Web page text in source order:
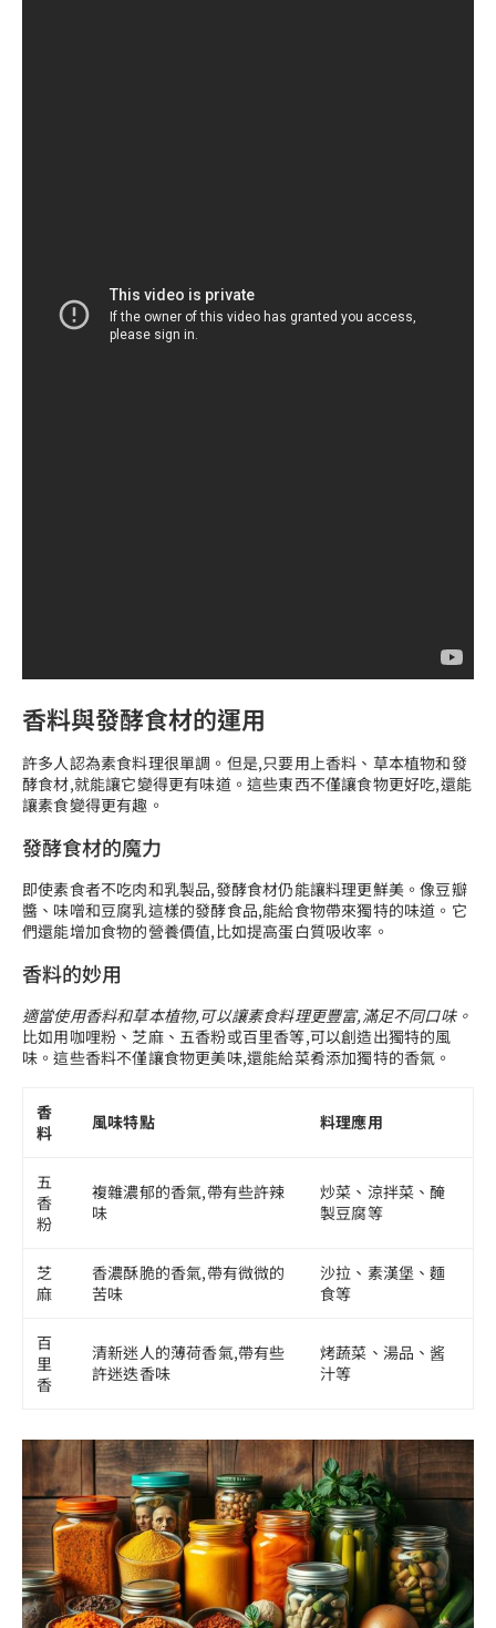
香料與發酵食材的運用
許多人認為素食料理很單調。但是,只要用上香料、草本植物和發
酵食材,就能讓它變得更有味道。這些東西不僅讓食物更好吃,還能
讓素食變得更有趣。
發酵食材的魔力
即使素食者不吃肉和乳製品,發酵食材仍能讓料理更鮮美。像豆瓣
醬、味噌和豆腐乳這樣的發酵食品,能給食物帶來獨特的味道。它
們還能增加食物的營養價值,比如提高蛋白質吸收率。
香料的妙用
適當使用香料和草本植物,可以讓素食料理更豐富,滿足不同口味。
比如用咖哩粉、芝麻、五香粉或百里香等,可以創造出獨特的風
味。這些香料不僅讓食物更美味,還能給菜肴添加獨特的香氣。
香
料
風味特點 料理應用
五
香
粉
複雜濃郁的香氣,帶有些許辣
味
炒菜、涼拌菜、醃
製豆腐等
芝
麻
香濃酥脆的香氣,帶有微微的
苦味
沙拉、素漢堡、麵
食等
百
里
香
清新迷人的薄荷香氣,帶有些
許迷迭香味
烤蔬菜、湯品、酱
汁等